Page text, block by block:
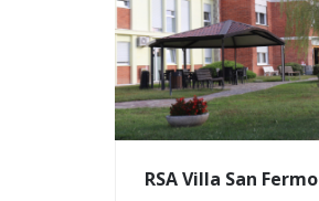
RSA Villa San Fermo